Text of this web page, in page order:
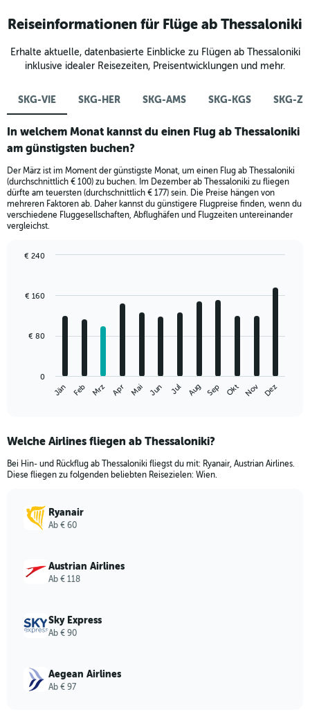
Reiseinformationen für Flüge ab Thessaloniki
Erhalte aktuelle, datenbasierte Einblicke zu Flügen ab Thessaloniki
inklusive idealer Reisezeiten, Preisentwicklungen und mehr.
SKG-VIE SKG-HER SKG-AMS SKG-KGS SKG-
In welchem Monat kannst du einen Flug ab Thessaloniki
am günstigsten buchen?
Der März ist im Moment der günstigste Monat, um einen Flug ab Thessaloniki
(durchschnittlich € 100) zu buchen. Im Dezember ab Thessaloniki zu fliegen
dürfte am teuersten (durchschnittlich € 177) sein. Die Preise hängen von
mehreren Faktoren ab. Daher kannst du günstigere Flugpreise finden, wenn du
verschiedene Fluggesellschaften, Abflughäfen und Flugzeiten untereinander
vergleichst.
12
The
Range:
12
categories.
has
displaying
values.
to
240.
Jän Feb Mrz Apr Mai Jun Jul Aug Sep Okt Nov Dez
0
€ 80
€ 160
€ 240
Welche Airlines fliegen ab Thessaloniki?
Bei Hin- und Rückflug ab Thessaloniki fliegst du mit: Ryanair, Austrian Airlines.
Diese fliegen zu folgenden beliebten Reisezielen: Wien.
Ryanair
Ab € 60
Austrian Airlines
Ab € 118
Sky Express
Ab € 90
Aegean Airlines
Ab € 97